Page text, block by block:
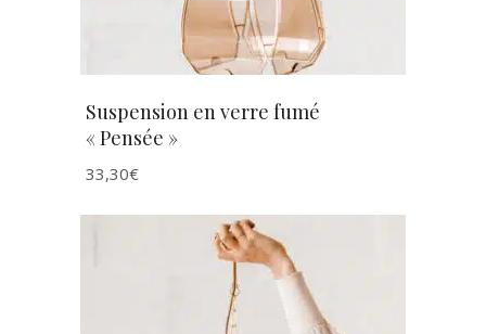
Suspension en verre fumé
« Pensée »
33,30€